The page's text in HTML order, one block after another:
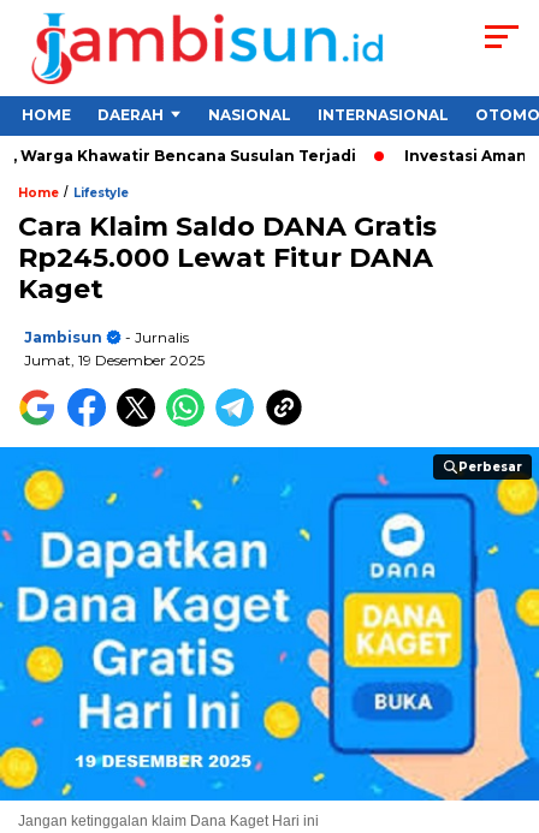
HOME DAERAH NASIONAL INTERNASIONAL
Khawatir Bencana Susulan Terjadi Investasi Aman
Home / Lifestyle
Cara Klaim Saldo DANA Gratis
Rp245.000 Lewat Fitur DANA
Kaget
Jambisun
- Jurnalis
Jumat, 19 Desember 2025
Perbesar
Perbesar
Jangan ketinggalan klaim Dana Kaget Hari ini